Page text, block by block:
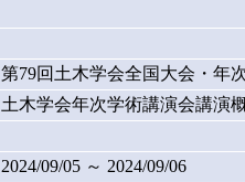
第79回土木学会全国大会・年
土木学会年次学術講演会講演
2024/09/05 ～ 2024/09/06